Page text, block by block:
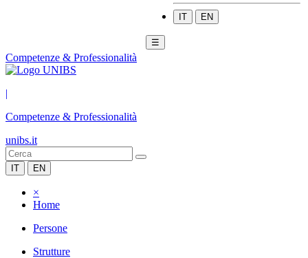
IT EN
☰
Competenze & Professionalità
|
Competenze & Professionalità
unibs.it
IT EN
×
Home
Persone
Strutture